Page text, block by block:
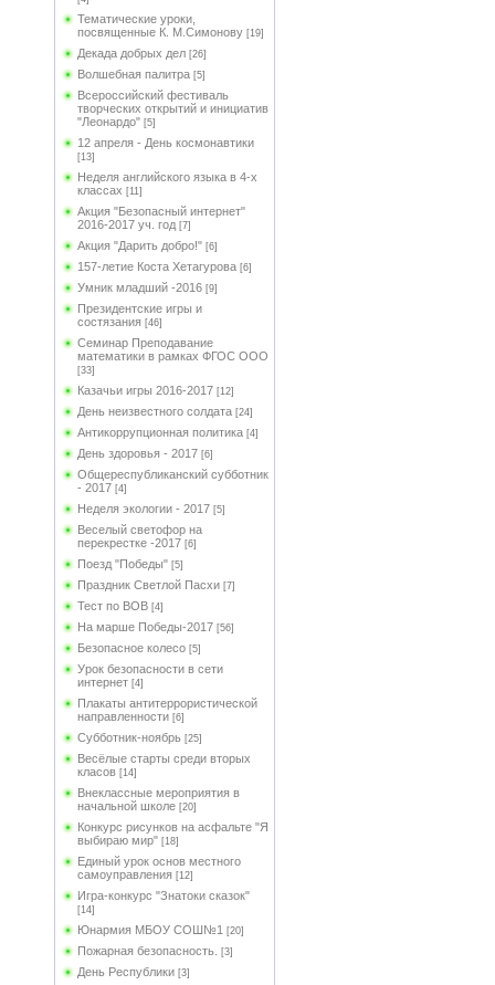
Тематические уроки,
посвященные К. М.Симонову [19]
Декада добрых дел [26]
Волшебная палитра [5]
Всероссийский фестиваль
творческих открытий и инициатив
"Леонардо" [5]
12 апреля - День космонавтики
[13]
Неделя английского языка в 4-х
классах [11]
Акция "Безопасный интернет"
2016-2017 уч. год [7]
Акция "Дарить добро!" [6]
157-летие Коста Хетагурова [6]
Умник младший -2016 [9]
Президентские игры и
состязания [46]
Семинар Преподавание
математики в рамках ФГОС ООО
[33]
Казачьи игры 2016-2017 [12]
День неизвестного солдата [24]
Антикоррупционная политика [4]
День здоровья - 2017 [6]
Общереспубликанский субботник
- 2017 [4]
Неделя экологии - 2017 [5]
Веселый светофор на
перекрестке -2017 [6]
Поезд "Победы" [5]
Праздник Светлой Пасхи [7]
Тест по ВОВ [4]
На марше Победы-2017 [56]
Безопасное колесо [5]
Урок безопасности в сети
интернет [4]
Плакаты антитеррористической
направленности [6]
Субботник-ноябрь [25]
Весёлые старты среди вторых
класов [14]
Внеклассные мероприятия в
начальной школе [20]
Конкурс рисунков на асфальте "Я
выбираю мир" [18]
Единый урок основ местного
самоуправления [12]
Игра-конкурс "Знатоки сказок"
[14]
Юнармия МБОУ СОШ№1 [20]
Пожарная безопасность. [3]
День Республики [3]